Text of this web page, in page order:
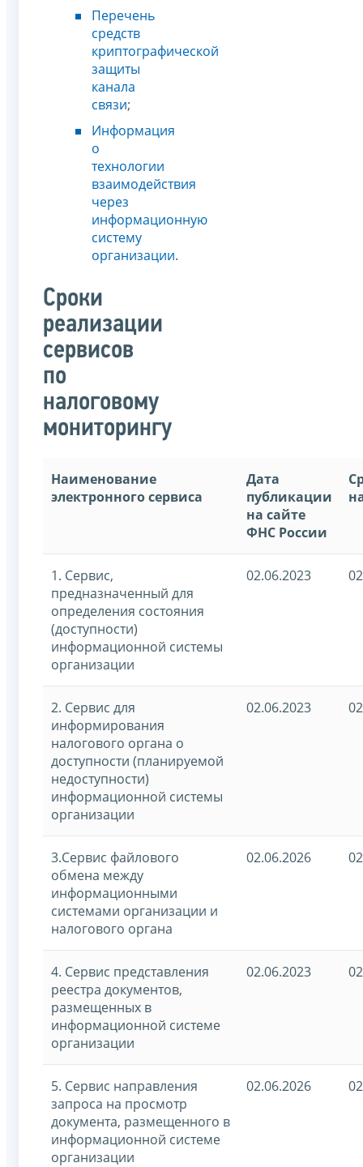
Перечень
средств
криптографической
защиты
канала
связи;
Информация
о
технологии
взаимодействия
через
информационную
систему
организации.
Сроки
реализации
сервисов
по
налоговому
мониторингу
Наименование
электронного сервиса
Дата
публикации
на сайте
ФНС России
1. Сервис,
предназначенный для
определения состояния
(доступности)
информационной системы
организации
02.06.2023
2. Сервис для
информирования
налогового органа о
доступности (планируемой
недоступности)
информационной системы
организации
02.06.2023
3.Сервис файлового
обмена между
информационными
системами организации и
налогового органа
02.06.2026
4. Сервис представления
реестра документов,
размещенных в
информационной системе
организации
02.06.2023
5. Сервис направления
запроса на просмотр
документа, размещенного в
информационной системе
организации
02.06.2026